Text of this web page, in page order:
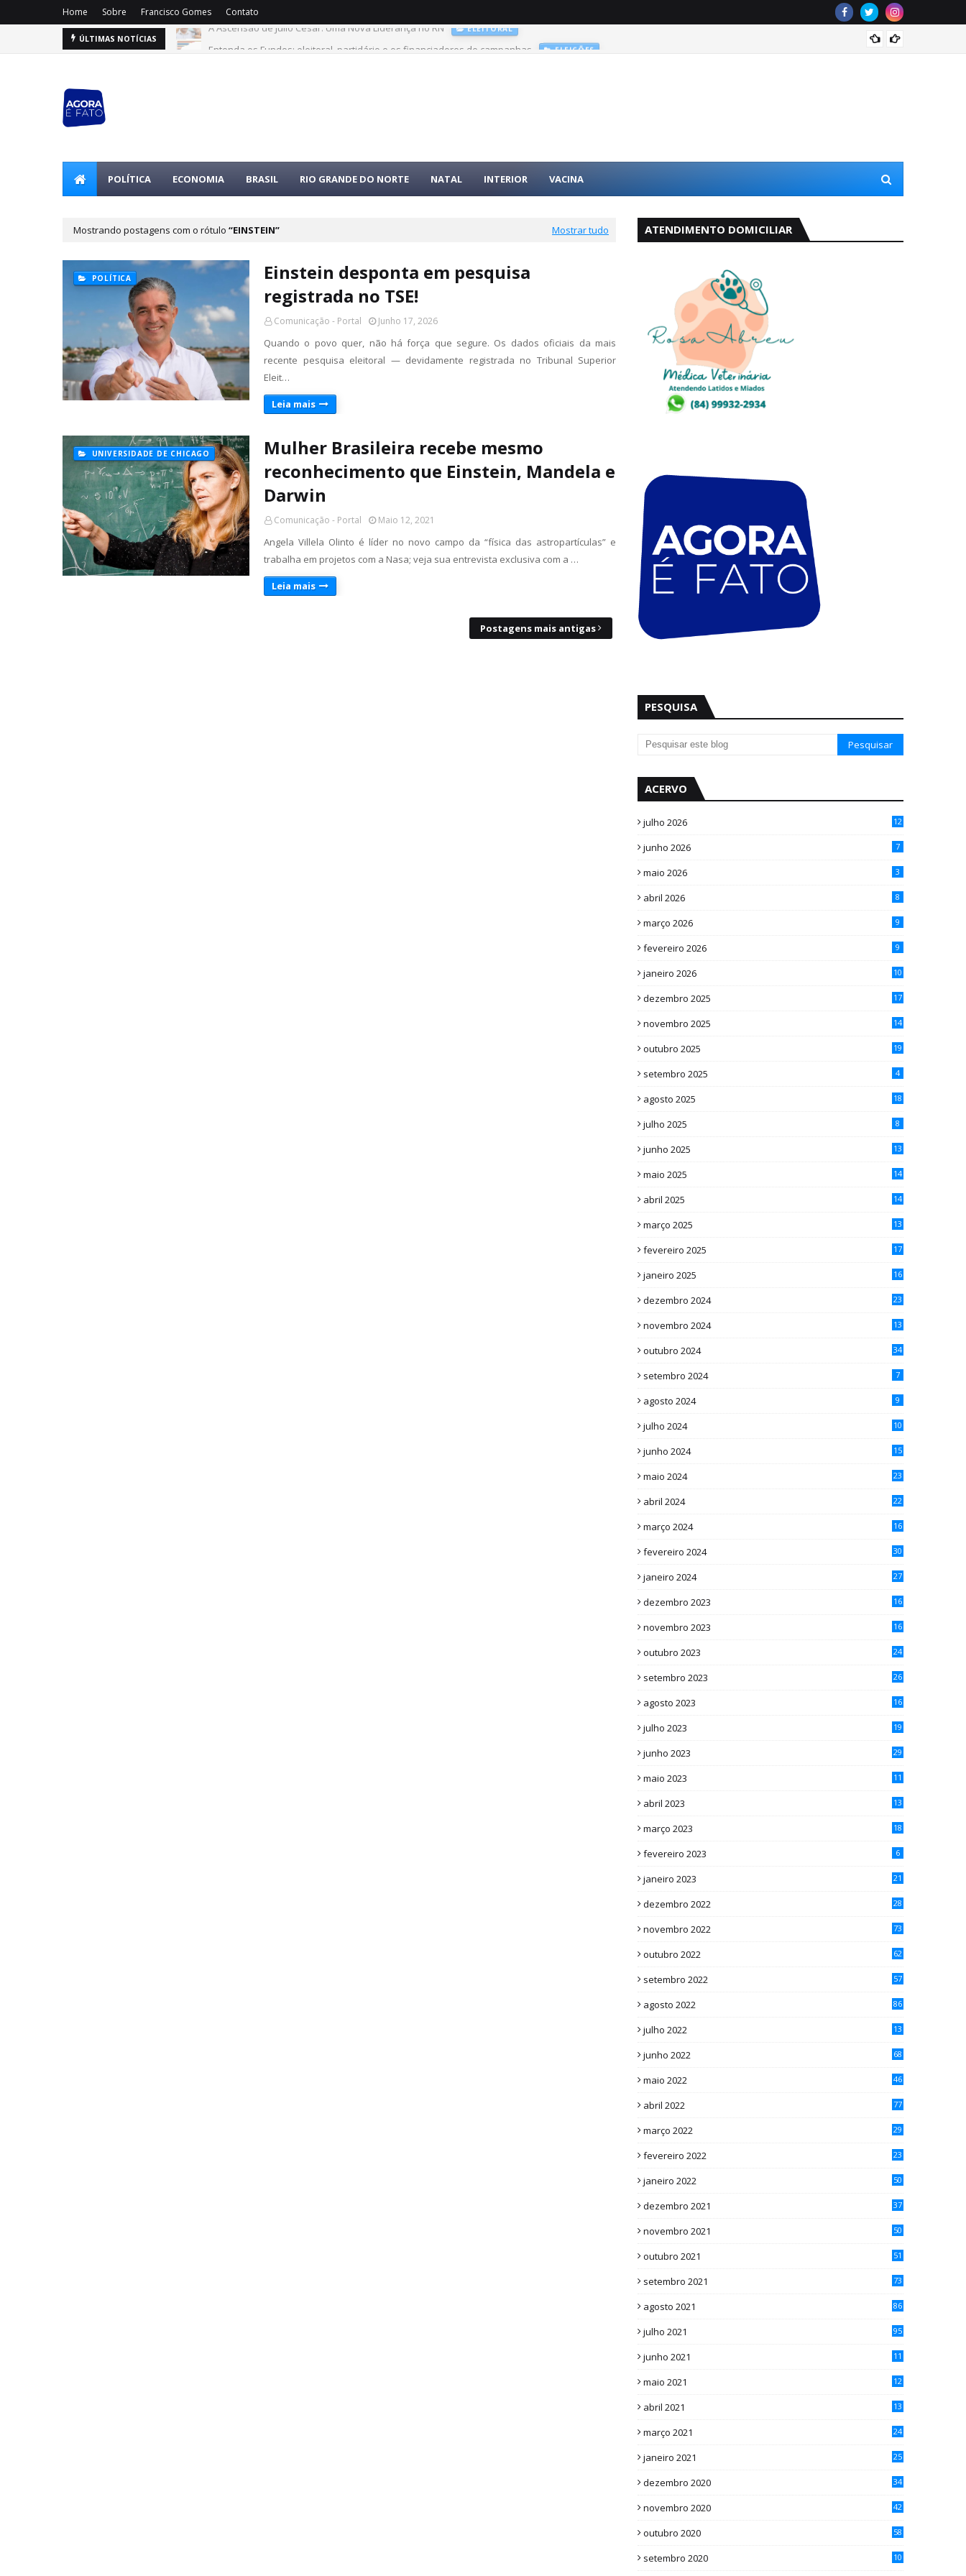
Home Sobre Francisco Gomes Contato
ÚLTIMAS NOTÍCIAS Entenda os Fundos: eleitoral, partidário e os financiadores de campanhas
POLÍTICA ECONOMIA BRASIL RIO GRANDE DO NORTE NATAL INTERIOR VACINA
Mostrando postagens com o rótulo EINSTEIN Mostrar tudo
POLÍTICA
Einstein desponta em pesquisa
registrada no TSE!
Comunicação - Portal Junho 17, 2026
Quando o povo quer, não há força que segure. Os dados oficiais da mais
recente pesquisa eleitoral — devidamente registrada no Tribunal Superior
Eleit…
Leia mais
UNIVERSIDADE DE CHICAGO
Mulher Brasileira recebe mesmo
reconhecimento que Einstein, Mandela e
Darwin
Comunicação - Portal Maio 12, 2021
Angela Villela Olinto é líder no novo campo da “física das astropartículas” e
trabalha em projetos com a Nasa; veja sua entrevista exclusiva com a …
Leia mais
Postagens mais antigas
ATENDIMENTO DOMICILIAR
PESQUISA
ACERVO
julho 2026 12
junho 2026 7
maio 2026 3
abril 2026 8
março 2026 9
fevereiro 2026 9
janeiro 2026 10
dezembro 2025 17
novembro 2025 14
outubro 2025 19
setembro 2025 4
agosto 2025 18
julho 2025 8
junho 2025 13
maio 2025 14
abril 2025 14
março 2025 13
fevereiro 2025 17
janeiro 2025 16
dezembro 2024 23
novembro 2024 13
outubro 2024 34
setembro 2024 7
agosto 2024 9
julho 2024 10
junho 2024 15
maio 2024 23
abril 2024 22
março 2024 16
fevereiro 2024 30
janeiro 2024 27
dezembro 2023 16
novembro 2023 16
outubro 2023 24
setembro 2023 26
agosto 2023 16
julho 2023 19
junho 2023 29
maio 2023 11
abril 2023 13
março 2023 18
fevereiro 2023 6
janeiro 2023 21
dezembro 2022 28
novembro 2022 73
outubro 2022 62
setembro 2022 57
agosto 2022 86
julho 2022
13
junho 2022 68
maio 2022 46
abril 2022 77
março 2022 29
fevereiro 2022 23
janeiro 2022 50
dezembro 2021 37
novembro 2021 50
outubro 2021 51
setembro 2021 73
agosto 2021 86
julho 2021 95
junho 2021
11
maio 2021
12
abril 2021
13
março 2021 24
janeiro 2021 25
dezembro 2020 34
novembro 2020 42
outubro 2020 58
setembro 2020
10